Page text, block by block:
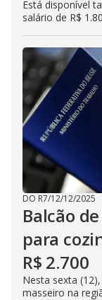
Está disponível
salário de R$
DO R7/12/12/2025
Balcão
para
R$ 2.700
Nesta sexta
masseiro na